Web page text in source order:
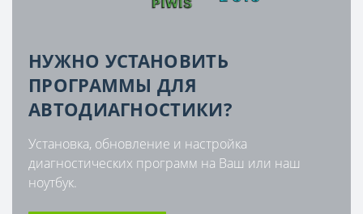
НУЖНО УСТАНОВИТЬ
ПРОГРАММЫ ДЛЯ
АВТОДИАГНОСТИКИ?
Установка, обновление и настройка
диагностических программ на Ваш или наш
ноутбук.